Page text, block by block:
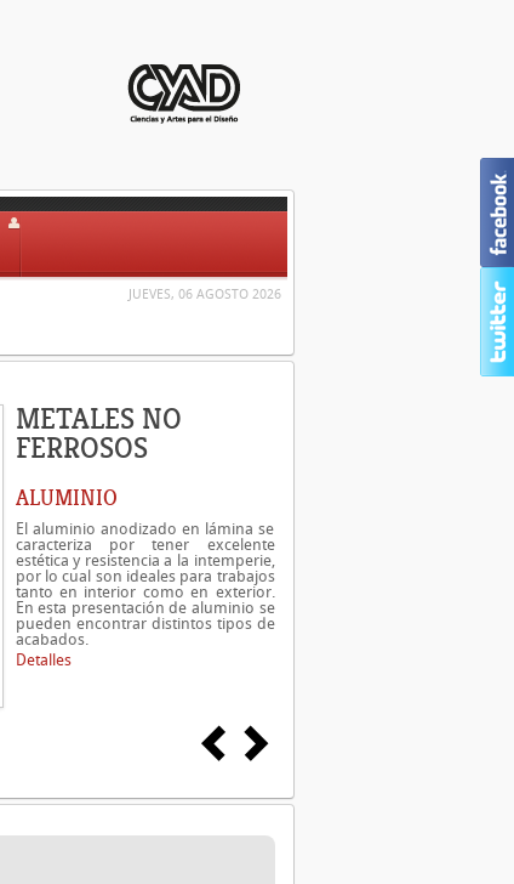
JUEVES, 06 AGOSTO 2026
METALES NO
FERROSOS
ALUMINIO
El aluminio anodizado en lámina se
caracteriza por tener excelente
estética y resistencia a la intemperie,
por lo cual son ideales para trabajos
tanto en interior como en exterior.
En esta presentación de aluminio se
pueden encontrar distintos tipos de
acabados.
Detalles